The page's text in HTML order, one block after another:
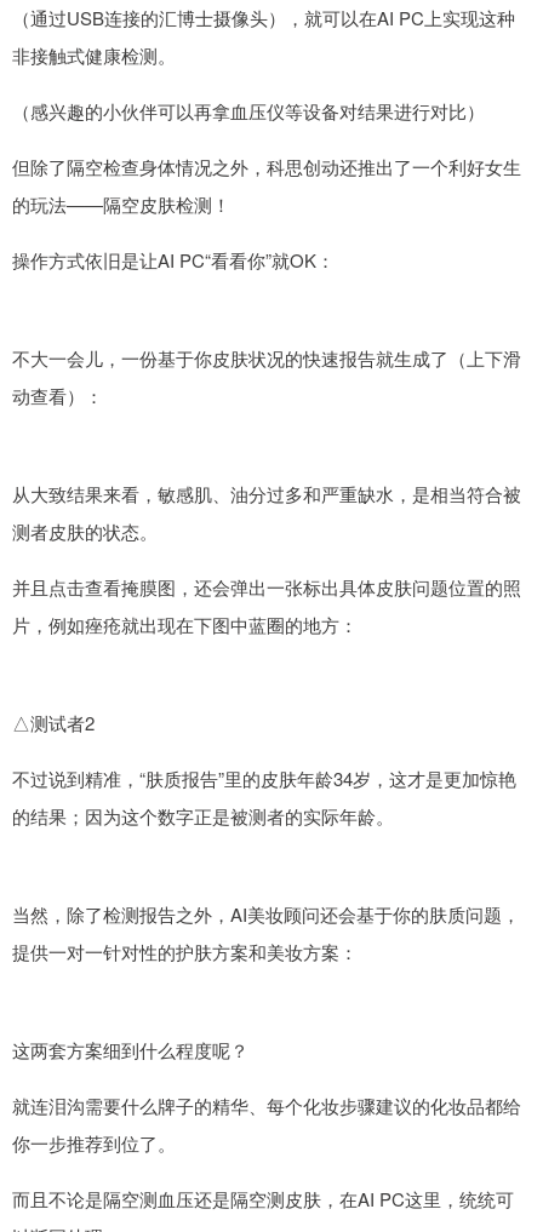
（通过USB连接的汇博士摄像头），就可以在AI PC上实现这种
非接触式健康检测。
（感兴趣的小伙伴可以再拿血压仪等设备对结果进行对比）
但除了隔空检查身体情况之外，科思创动还推出了一个利好女生
的玩法——隔空皮肤检测！
操作方式依旧是让AI PC“看看你”就OK：
不大一会儿，一份基于你皮肤状况的快速报告就生成了（上下滑
动查看）：
从大致结果来看，敏感肌、油分过多和严重缺水，是相当符合被
测者皮肤的状态。
并且点击查看掩膜图，还会弹出一张标出具体皮肤问题位置的照
片，例如痤疮就出现在下图中蓝圈的地方：
△测试者2
不过说到精准，“肤质报告”里的皮肤年龄34岁，这才是更加惊艳
的结果；因为这个数字正是被测者的实际年龄。
当然，除了检测报告之外，AI美妆顾问还会基于你的肤质问题，
提供一对一针对性的护肤方案和美妆方案：
这两套方案细到什么程度呢？
就连泪沟需要什么牌子的精华、每个化妆步骤建议的化妆品都给
你一步推荐到位了。
而且不论是隔空测血压还是隔空测皮肤，在AI PC这里，统统可